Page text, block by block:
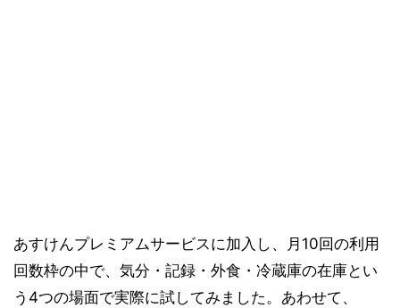
あすけんプレミアムサービスに加入し、月10回の利用
回数枠の中で、気分・記録・外食・冷蔵庫の在庫とい
う4つの場面で実際に試してみました。あわせて、